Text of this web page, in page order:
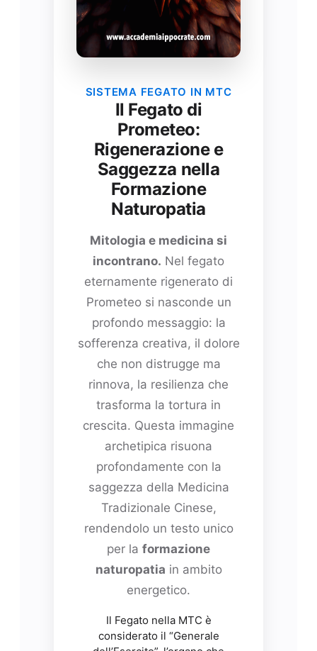
SISTEMA FEGATO IN MTC
Il Fegato di
Prometeo:
Rigenerazione e
Saggezza nella
Formazione
Naturopatia
Mitologia e medicina si
incontrano. Nel fegato
eternamente rigenerato di
Prometeo si nasconde un
profondo messaggio: la
sofferenza creativa, il dolore
che non distrugge ma
rinnova, la resilienza che
trasforma la tortura in
crescita. Questa immagine
archetipica risuona
profondamente con la
saggezza della Medicina
Tradizionale Cinese,
rendendolo un testo unico
per la formazione
naturopatia in ambito
energetico.
Il Fegato nella MTC è
considerato il “Generale